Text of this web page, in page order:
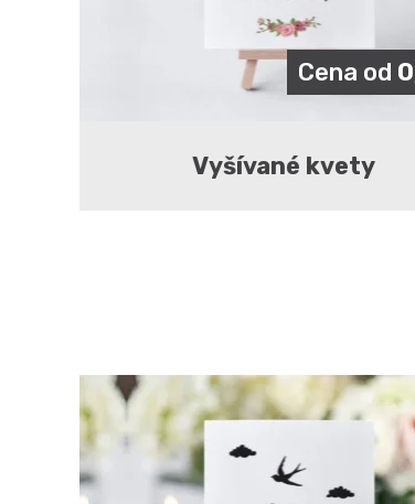
Cena od
Vyšívané kvety